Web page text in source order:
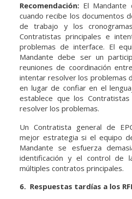
Recomendación: El
cuando recibe los documentos
de trabajo y los
Contratistas principales e
problemas de interface. El
Mandante debe ser un
reuniones de coordinación
intentar resolver los problemas
en lugar de confiar en el
establece que los
resolver los problemas.
Un Contratista general de
mejor estrategia si el equipo
Mandante se esfuerza
identificación y el control de
múltiples contratos principales.
6. Respuestas tardías a los